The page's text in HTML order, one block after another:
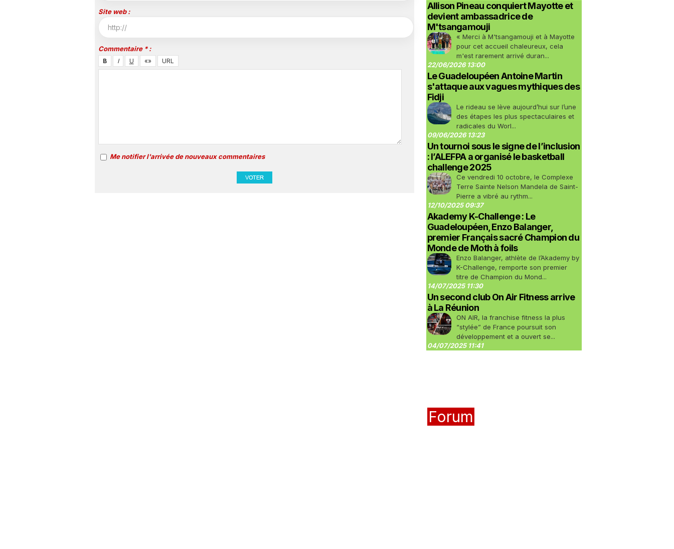
Site web :
Commentaire * :
Me notifier l'arrivée de nouveaux commentaires
Allison Pineau conquiert Mayotte et
devient ambassadrice de
M'tsangamouji
« Merci à M'tsangamouji et à Mayotte
pour cet accueil chaleureux, cela
m'est rarement arrivé duran...
22/06/2026 13:00
Le Guadeloupéen Antoine Martin
s'attaque aux vagues mythiques des
Fidji
Le rideau se lève aujourd’hui sur l’une
des étapes les plus spectaculaires et
radicales du Worl...
09/06/2026 13:23
Un tournoi sous le signe de l’inclusion
: l’ALEFPA a organisé le basketball
challenge 2025
Ce vendredi 10 octobre, le Complexe
Terre Sainte Nelson Mandela de Saint-
Pierre a vibré au rythm...
12/10/2025 09:37
Akademy K-Challenge : Le
Guadeloupéen, Enzo Balanger,
premier Français sacré Champion du
Monde de Moth à foils
Enzo Balanger, athlète de l’Akademy by
K-Challenge, remporte son premier
titre de Champion du Mond...
14/07/2025 11:30
Un second club On Air Fitness arrive
à La Réunion
ON AIR, la franchise fitness la plus
“stylée” de France poursuit son
développement et a ouvert se...
04/07/2025 11:41
Forum